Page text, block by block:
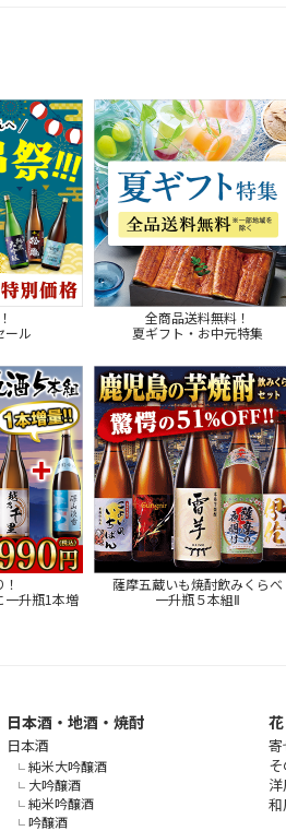
ール
全商品送料無料！
夏ギフト・お中元特集
一升瓶1本増
薩摩五蔵いも焼酎飲みくらべ
一升瓶５本組Ⅱ
日本酒・地酒・焼酎
日本酒
純米大吟醸酒
大吟醸酒
純米吟醸酒
吟醸酒
花
寄